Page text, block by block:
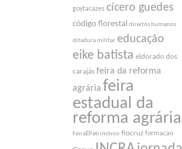
goytacazes cícero guedes
código florestal direitos humanos
ditadura militar educação
eike batista eldorado dos
carajás feira da reforma
agrária feira
estadual da
reforma agrária
FeiraÉPatrimônio fiocruz formacao